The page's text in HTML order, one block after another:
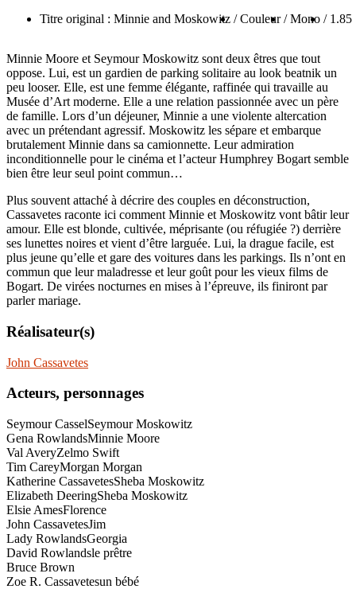
Titre original : Minnie and Moskowitz / Couleur / Mono / 1.85
Minnie Moore et Seymour Moskowitz sont deux êtres que tout
oppose. Lui, est un gardien de parking solitaire au look beatnik un
peu looser. Elle, est une femme élégante, raffinée qui travaille au
Musée d’Art moderne. Elle a une relation passionnée avec un père
de famille. Lors d’un déjeuner, Minnie a une violente altercation
avec un prétendant agressif. Moskowitz les sépare et embarque
brutalement Minnie dans sa camionnette. Leur admiration
inconditionnelle pour le cinéma et l’acteur Humphrey Bogart semble
bien être leur seul point commun…
Plus souvent attaché à décrire des couples en déconstruction,
Cassavetes raconte ici comment Minnie et Moskowitz vont bâtir leur
amour. Elle est blonde, cultivée, méprisante (ou réfugiée ?) derrière
ses lunettes noires et vient d’être larguée. Lui, la drague facile, est
plus jeune qu’elle et gare des voitures dans les parkings. Ils n’ont en
commun que leur maladresse et leur goût pour les vieux films de
Bogart. De virées nocturnes en mises à l’épreuve, ils finiront par
parler mariage.
Réalisateur(s)
John Cassavetes
Acteurs, personnages
Seymour CasselSeymour Moskowitz
Gena RowlandsMinnie Moore
Val AveryZelmo Swift
Tim CareyMorgan Morgan
Katherine CassavetesSheba Moskowitz
Elizabeth DeeringSheba Moskowitz
Elsie AmesFlorence
John CassavetesJim
Lady RowlandsGeorgia
David Rowlandsle prêtre
Bruce Brown
Zoe R. Cassavetesun bébé